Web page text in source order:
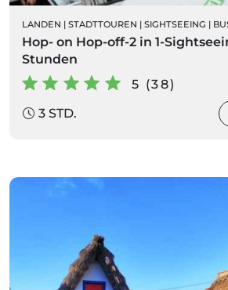
LANDEN | STADTTOUREN | SIGHTSEEING |
Hop- on Hop-off-2 in 1-
Stunden
5 (38)
3 STD.